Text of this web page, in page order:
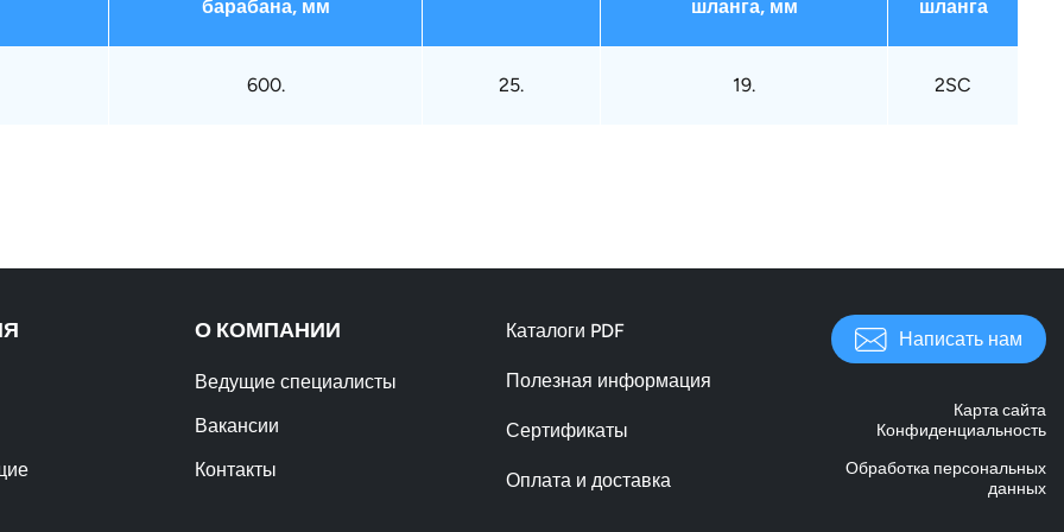
барабана, мм шланга, мм шланга
600. 25. 19. 2SC
О КОМПАНИИ
Ведущие специалисты
Вакансии
Контакты
Каталоги PDF
Полезная информация
Сертификаты
Оплата и доставка
Написать нам
Карта сайта
Конфиденциальность
Обработка персональных
данных